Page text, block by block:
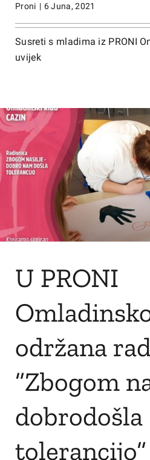
Proni | 6 Juna, 2021
Susreti s mladima iz PRONI
uvijek
U PRONI
održana
”Zbogom
dobrodošla
tolerancijo”